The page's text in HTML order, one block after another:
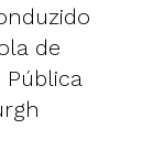
de
Pública